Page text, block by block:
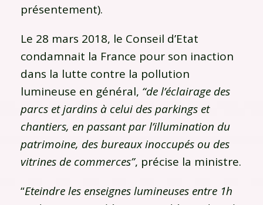
présentement).
Le 28 mars 2018, le Conseil d’Etat
condamnait la France pour son inaction
dans la lutte contre la pollution
lumineuse en général, “de l’éclairage des
parcs et jardins à celui des parkings et
chantiers, en passant par l’illumination du
patrimoine, des bureaux inoccupés ou des
vitrines de commerces”, précise la ministre.
“Eteindre les enseignes lumineuses entre 1h